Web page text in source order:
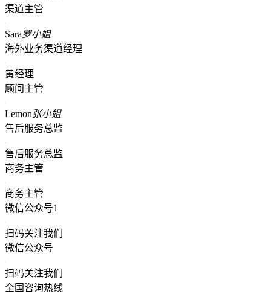
渠道主管
Sara罗小姐
海外业务渠道经理
黄经理
顾问主管
Lemon张小姐
售后服务总监
售后服务总监
商务主管
商务主管
微信公众号1
扫码关注我们
微信公众号
扫码关注我们
全国咨询热线